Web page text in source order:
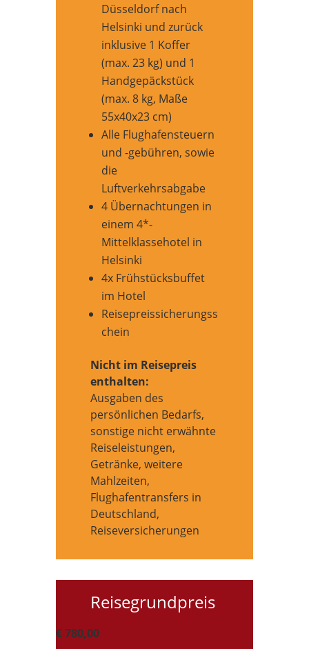
Düsseldorf nach
Helsinki und zurück
inklusive 1 Koffer
(max. 23 kg) und 1
Handgepäckstück
(max. 8 kg, Maße
55x40x23 cm)
Alle Flughafensteuern
und -gebühren, sowie
die
Luftverkehrsabgabe
4 Übernachtungen in
einem 4*-
Mittelklassehotel in
Helsinki
4x Frühstücksbuffet
im Hotel
Reisepreissicherungss
chein
Nicht im Reisepreis
enthalten:
Ausgaben des
persönlichen Bedarfs,
sonstige nicht erwähnte
Reiseleistungen,
Getränke, weitere
Mahlzeiten,
Flughafentransfers in
Deutschland,
Reiseversicherungen
Reisegrundpreis
€ 780,00